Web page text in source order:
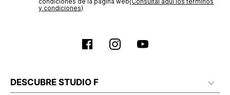
y condiciones)
DESCUBRE STUDIO F